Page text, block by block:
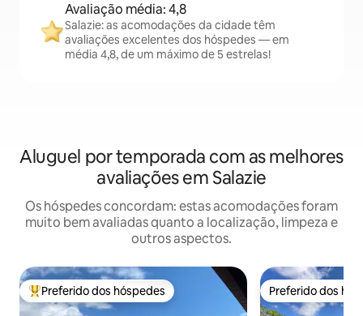
Avaliação média: 4,8
Salazie: as acomodações da cidade têm
avaliações excelentes dos hóspedes — em
média 4,8, de um máximo de 5 estrelas!
Aluguel por temporada com as melhores
avaliações em Salazie
Os hóspedes concordam: estas acomodações foram
muito bem avaliadas quanto a localização, limpeza e
outros aspectos.
Entre os melhores preferidos dos hóspedes
Preferido dos hóspedes Preferido dos
Preferido dos